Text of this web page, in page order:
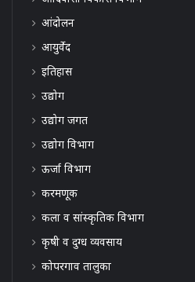
आंदोलन
आयुर्वेद
इतिहास
उद्योग
उद्योग जगत
उद्योग विभाग
ऊर्जा विभाग
करमणूक
कला व सांस्कृतिक विभाग
कृषी व दुग्ध व्यवसाय
कोपरगाव तालुका